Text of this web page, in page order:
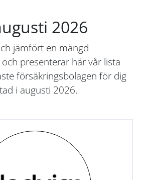
2026
jämfört en mängd
presenterar här vår lista
försäkringsbolagen för dig
i augusti 2026.